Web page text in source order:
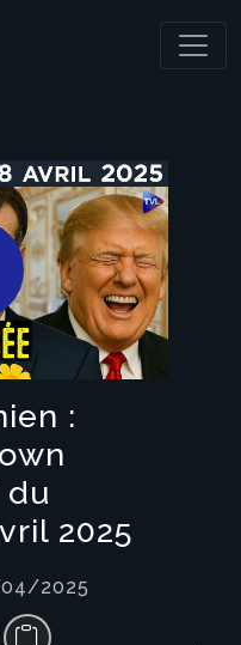
:
2025
2025